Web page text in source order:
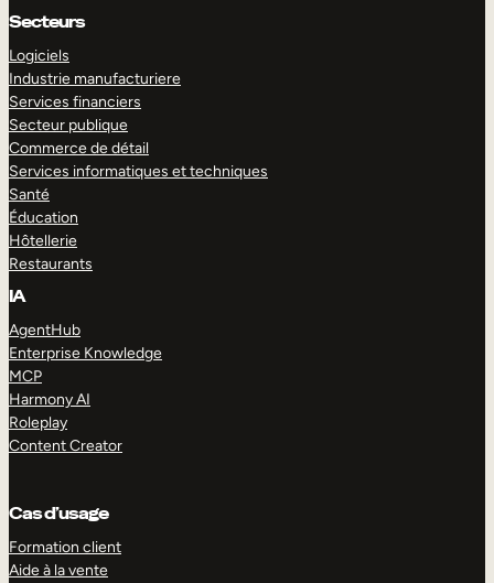
Secteurs
Logiciels
Industrie manufacturiere
Services financiers
Secteur publique
Commerce de détail
Services informatiques et techniques
Santé
Éducation
Hôtellerie
Restaurants
IA
AgentHub
Enterprise Knowledge
MCP
Harmony AI
Roleplay
Content Creator
Cas d’usage
Formation client
Aide à la vente